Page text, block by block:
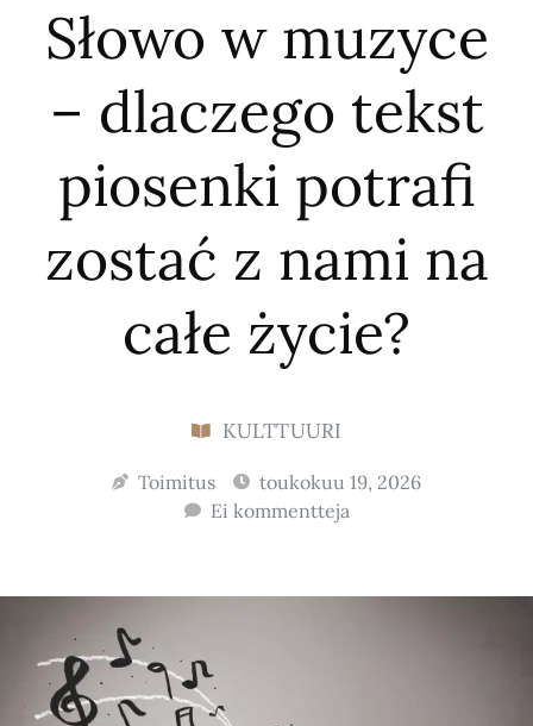
Słowo w muzyce
– dlaczego tekst
piosenki potrafi
zostać z nami na
całe życie?
KULTTUURI
Toimitus
toukokuu 19, 2026
Ei kommentteja